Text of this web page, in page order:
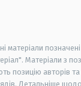
матеріали
Матеріали з
позицію авторів
Детальніше